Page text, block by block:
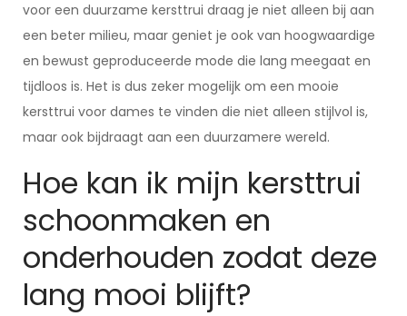
voor een duurzame kersttrui draag je niet alleen bij aan
een beter milieu, maar geniet je ook van hoogwaardige
en bewust geproduceerde mode die lang meegaat en
tijdloos is. Het is dus zeker mogelijk om een mooie
kersttrui voor dames te vinden die niet alleen stijlvol is,
maar ook bijdraagt aan een duurzamere wereld.
Hoe kan ik mijn kersttrui
schoonmaken en
onderhouden zodat deze
lang mooi blijft?